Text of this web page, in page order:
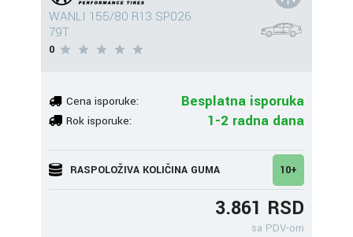
WANLI 155/80 R13 SP026
79T
0
Cena isporuke: Besplatna isporuka
Rok isporuke: 1-2 radna dana
RASPOLOŽIVA KOLIČINA GUMA 10+
3.861 RSD
sa PDV-om